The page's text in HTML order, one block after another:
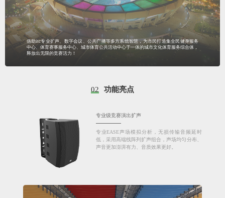
借助itc专业扩声、数字会议、公共广播等多方系统智慧，为市民打造集全民健身服务
中心、体育赛事服务中心、城市体育公共活动中心于一体的城市文化体育服务综合体，
释放出无限的竞赛活力！
02 功能亮点
专业级竞赛演出扩声
专业EASE声场模拟分析，无损传输音频延时
低，采用高端线阵列扩声组合，声场均匀分布、
声音更加澎湃有力、音质效果更好。